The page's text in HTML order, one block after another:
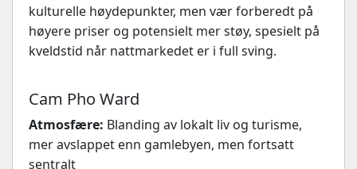
kulturelle høydepunkter, men vær forberedt på
høyere priser og potensielt mer støy, spesielt på
kveldstid når nattmarkedet er i full sving.
Cam Pho Ward
Atmosfære: Blanding av lokalt liv og turisme,
mer avslappet enn gamlebyen, men fortsatt
sentralt